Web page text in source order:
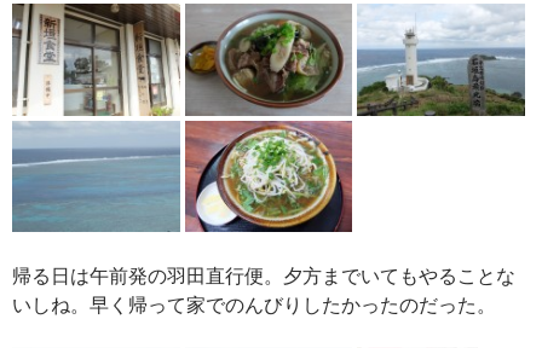
帰る日は午前発の羽田直行便。夕方までいてもやることな
いしね。早く帰って家でのんびりしたかったのだった。